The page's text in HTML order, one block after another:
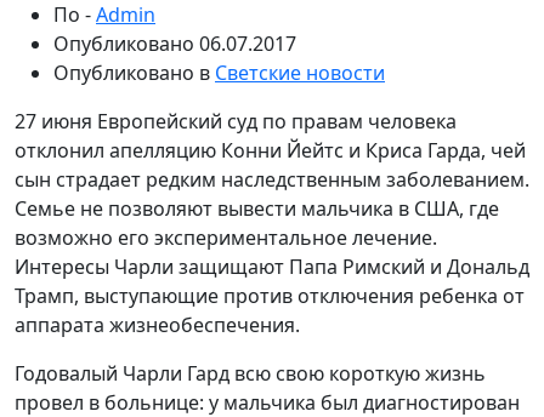
По -Admin
Опубликовано 06.07.2017
Опубликовано в Светские новости
27 июня Европейский суд по правам человека
отклонил апелляцию Конни Йейтс и Криса Гарда, чей
сын страдает редким наследственным заболеванием.
Семье не позволяют вывести мальчика в США, где
возможно его экспериментальное лечение.
Интересы Чарли защищают Папа Римский и Дональд
Трамп, выступающие против отключения ребенка от
аппарата жизнеобеспечения.
Годовалый Чарли Гард всю свою короткую жизнь
провел в больнице: у мальчика был диагностирован